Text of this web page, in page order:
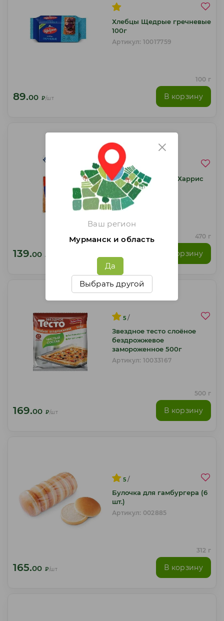
Ваш регион
Мурманск и область
Да
Выбрать другой
Хлебцы Щедрые гречневые
100г
Артикул: 10017759
100 г
89.00 ₽/шт В корзину
4.8 /
Хлеб Сандвичный Харрис
470г пшеничный
Артикул: 10014465
470 г
139.00 ₽ В корзину
5 /
Звездное тесто слоёное
бездрожжевое
замороженное 500г
Артикул: 10033167
500 г
169.00 ₽/шт В корзину
5 /
Булочка для гамбургера (6
шт.)
Артикул: 002885
312 г
165.00 ₽/шт В корзину